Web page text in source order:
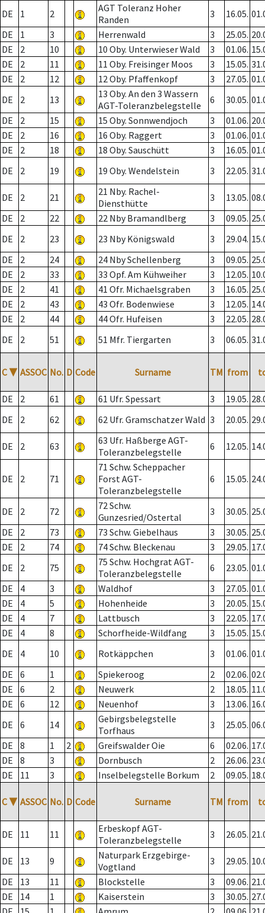
DE
1 2
AGT Toleranz Hoher
Randen
3 16.05.
DE
1 3 Herrenwald 3 25.05.
DE
2 10 10 Oby. Unterwieser Wald 3 01.06.
DE
2 11 11 Oby. Freisinger Moos 3 15.05.
DE
2 12 12 Oby. Pfaffenkopf 3 27.05.
DE
2 13
13 Oby. An den 3 Wassern
AGT-Toleranzbelegstelle
6 30.05.
DE
2 15 15 Oby. Sonnwendjoch 3 01.06.
DE
2 16 16 Oby. Raggert 3 01.06.
DE
2 18 18 Oby. Sauschütt 3 16.05.
DE
2 19 19 Oby. Wendelstein 3 22.05.
DE 2 21
21 Nby. Rachel-
Diensthütte
3 13.05.
DE
2 22 22 Nby Bramandlberg 3 09.05.
DE
2 23 23 Nby Königswald 3 29.04.
DE
2 24 24 Nby Schellenberg 3 09.05.
DE
2 33 33 Opf. Am Kühweiher 3 12.05.
DE
2 41 41 Ofr. Michaelsgraben 3 16.05.
DE
2 43 43 Ofr. Bodenwiese 3 12.05.
DE
2 44 44 Ofr. Hufeisen 3 22.05.
DE
2 51 51 Mfr. Tiergarten 3 06.05.
C ▼ ASSOC No. D Code Surname TM from
DE 2 61 61 Ufr. Spessart 3 19.05.
DE
2 62 62 Ufr. Gramschatzer Wald 3 20.05.
DE 2 63
63 Ufr. Haßberge AGT-
Toleranzbelegstelle
6 12.05.
DE 2 71
71 Schw. Scheppacher
Forst AGT-
Toleranzbelegstelle
6 15.05.
DE 2 72
72 Schw.
Gunzesried/Ostertal
3 30.05.
DE
2 73 73 Schw. Giebelhaus 3 30.05.
DE
2 74 74 Schw. Bleckenau 3 29.05.
DE
2 75
75 Schw. Hochgrat AGT-
Toleranzbelegstelle
6 23.05.
DE
4 3 Waldhof 3 27.05.
DE
4 5 Hohenheide 3 20.05.
DE
4 7 Lattbusch 3 22.05.
DE
4 8 Schorfheide-Wildfang 3 15.05.
DE
4 10 Rotkäppchen 3 01.06.
DE
6 1 Spiekeroog 2 02.06.
DE
6 2 Neuwerk 2 18.05.
DE
6 12 Neuenhof 3 13.06.
DE
6 14
Gebirgsbelegstelle
Torfhaus
3 25.05.
DE
8 1 2 Greifswalder Oie 6 02.06.
DE
8 3 Dornbusch 2 26.06.
DE
11 3 Inselbelegstelle Borkum 2 09.05.
C ▼ ASSOC No. D Code Surname TM from
DE 11 11
Erbeskopf AGT-
Toleranzbelegstelle
3 26.05.
DE 13 9
Naturpark Erzgebirge-
Vogtland
3 29.05.
DE
13 11 Blockstelle 3 09.06.
DE
14 1 Kaiserstein 3 30.05.